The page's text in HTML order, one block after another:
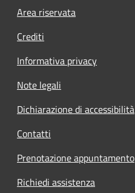
Footer menu
Area riservata
Crediti
Informativa privacy
Note legali
Dichiarazione di accessibilità
Contatti
Prenotazione appuntamento
Richiedi assistenza